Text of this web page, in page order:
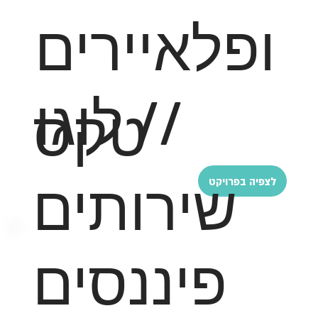
ופלאיירים
// לוגו
לצפיה בפרויקט
טקס
שירותים
פיננסים